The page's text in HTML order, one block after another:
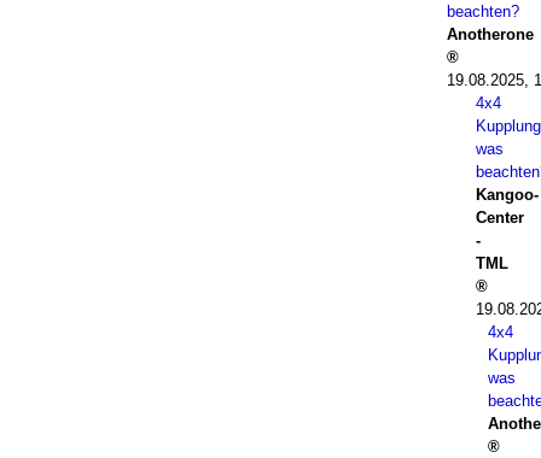
beachten?
Anotherone
19.08.2025,
4x4
Kupplung
was
Kangoo-
Center
-
TML
4x4
was